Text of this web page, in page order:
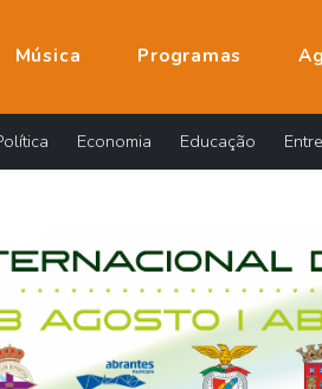
Música Programas
Economia Educação